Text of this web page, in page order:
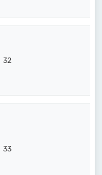
32
33